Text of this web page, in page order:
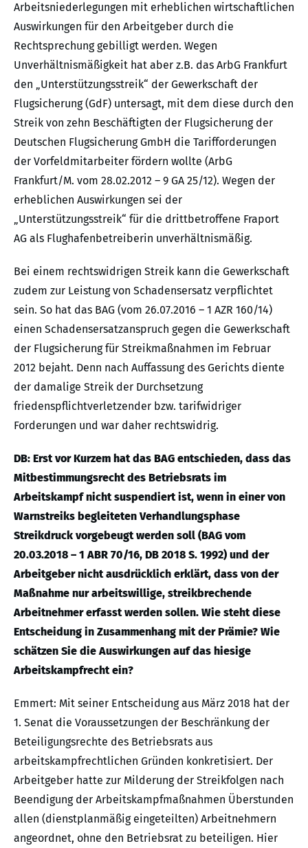
Arbeitsniederlegungen mit erheblichen wirtschaftlichen
Auswirkungen für den Arbeitgeber durch die
Rechtsprechung gebilligt werden. Wegen
Unverhältnismäßigkeit hat aber z.B. das ArbG Frankfurt
den „Unterstützungsstreik“ der Gewerkschaft der
Flugsicherung (GdF) untersagt, mit dem diese durch den
Streik von zehn Beschäftigten der Flugsicherung der
Deutschen Flugsicherung GmbH die Tarifforderungen
der Vorfeldmitarbeiter fördern wollte (ArbG
Frankfurt/M. vom 28.02.2012 – 9 GA 25/12). Wegen der
erheblichen Auswirkungen sei der
„Unterstützungsstreik“ für die drittbetroffene Fraport
AG als Flughafenbetreiberin unverhältnismäßig.
Bei einem rechtswidrigen Streik kann die Gewerkschaft
zudem zur Leistung von Schadensersatz verpflichtet
sein. So hat das BAG (vom 26.07.2016 – 1 AZR 160/14)
einen Schadensersatzanspruch gegen die Gewerkschaft
der Flugsicherung für Streikmaßnahmen im Februar
2012 bejaht. Denn nach Auffassung des Gerichts diente
der damalige Streik der Durchsetzung
friedenspflichtverletzender bzw. tarifwidriger
Forderungen und war daher rechtswidrig.
DB: Erst vor Kurzem hat das BAG entschieden, dass das
Mitbestimmungsrecht des Betriebsrats im
Arbeitskampf nicht suspendiert ist, wenn in einer von
Warnstreiks begleiteten Verhandlungsphase
Streikdruck vorgebeugt werden soll (BAG vom
20.03.2018 – 1 ABR 70/16, DB 2018 S. 1992) und der
Arbeitgeber nicht ausdrücklich erklärt, dass von der
Maßnahme nur arbeitswillige, streikbrechende
Arbeitnehmer erfasst werden sollen. Wie steht diese
Entscheidung in Zusammenhang mit der Prämie? Wie
schätzen Sie die Auswirkungen auf das hiesige
Arbeitskampfrecht ein?
Emmert: Mit seiner Entscheidung aus März 2018 hat der
1. Senat die Voraussetzungen der Beschränkung der
Beteiligungsrechte des Betriebsrats aus
arbeitskampfrechtlichen Gründen konkretisiert. Der
Arbeitgeber hatte zur Milderung der Streikfolgen nach
Beendigung der Arbeitskampfmaßnahmen Überstunden
allen (dienstplanmäßig eingeteilten) Arbeitnehmern
angeordnet, ohne den Betriebsrat zu beteiligen. Hier